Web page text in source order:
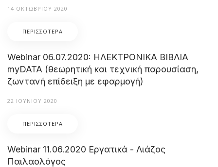
14 ΟΚΤΩΒΡΊΟΥ 2020
ΠΕΡΙΣΣΌΤΕΡΑ
Webinar 06.07.2020: ΗΛΕΚΤΡΟΝΙΚΑ ΒΙΒΛΙΑ
myDATA (θεωρητική και τεχνική παρουσίαση,
ζωντανή επίδειξη με εφαρμογή)
22 ΙΟΥΝΊΟΥ 2020
ΠΕΡΙΣΣΌΤΕΡΑ
Webinar 11.06.2020 Εργατικά - Λιάζος
Παιλαολόγος